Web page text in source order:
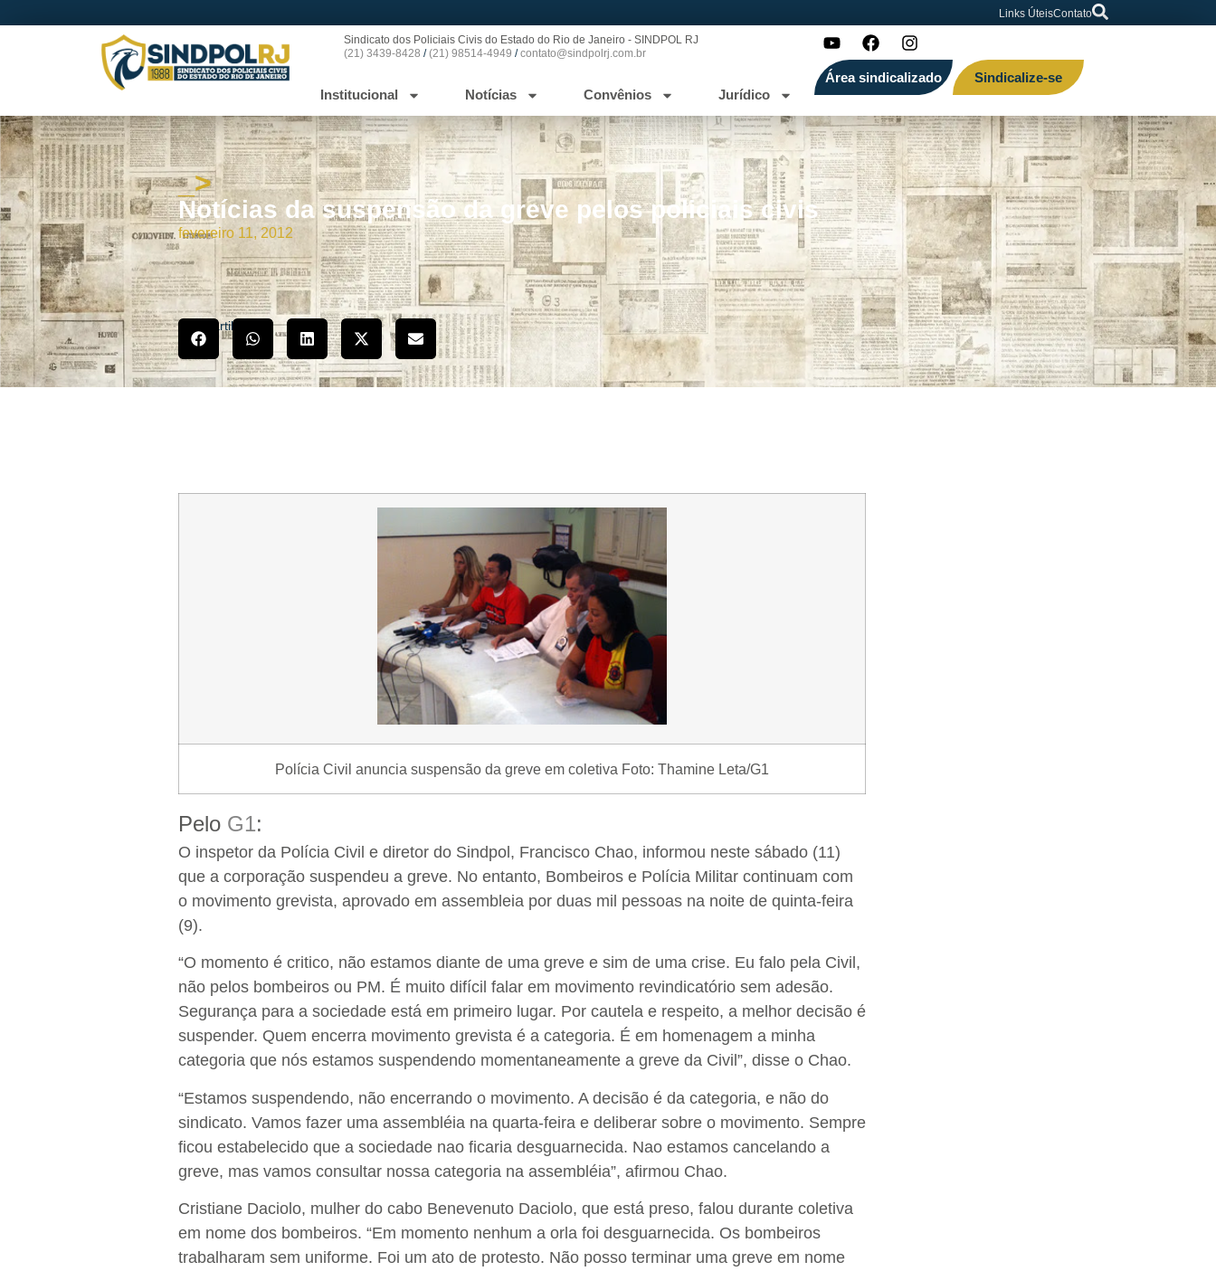
Links ÚteisContato
Sindicato dos Policiais Civis do Estado do Rio de Janeiro - SINDPOL RJ
(21) 3439-8428 /(21) 98514-4949 /contato@sindpolrj.com.br
Institucional Notícias Convênios Jurídico
Área sindicalizado Sindicalize-se
_>
Notícias da suspensão da greve pelos policiais civis
fevereiro 11, 2012
Compartilhe!
Polícia Civil anuncia suspensão da greve em coletiva Foto: Thamine Leta/G1
Pelo G1:
O inspetor da Polícia Civil e diretor do Sindpol, Francisco Chao, informou neste sábado (11)
que a corporação suspendeu a greve. No entanto, Bombeiros e Polícia Militar continuam com
o movimento grevista, aprovado em assembleia por duas mil pessoas na noite de quinta-feira
(9).
“O momento é critico, não estamos diante de uma greve e sim de uma crise. Eu falo pela Civil,
não pelos bombeiros ou PM. É muito difícil falar em movimento revindicatório sem adesão.
Segurança para a sociedade está em primeiro lugar. Por cautela e respeito, a melhor decisão é
suspender. Quem encerra movimento grevista é a categoria. É em homenagem a minha
categoria que nós estamos suspendendo momentaneamente a greve da Civil”, disse o Chao.
“Estamos suspendendo, não encerrando o movimento. A decisão é da categoria, e não do
sindicato. Vamos fazer uma assembléia na quarta-feira e deliberar sobre o movimento. Sempre
ficou estabelecido que a sociedade nao ficaria desguarnecida. Nao estamos cancelando a
greve, mas vamos consultar nossa categoria na assembléia”, afirmou Chao.
Cristiane Daciolo, mulher do cabo Benevenuto Daciolo, que está preso, falou durante coletiva
em nome dos bombeiros. “Em momento nenhum a orla foi desguarnecida. Os bombeiros
trabalharam sem uniforme. Foi um ato de protesto. Não posso terminar uma greve em nome